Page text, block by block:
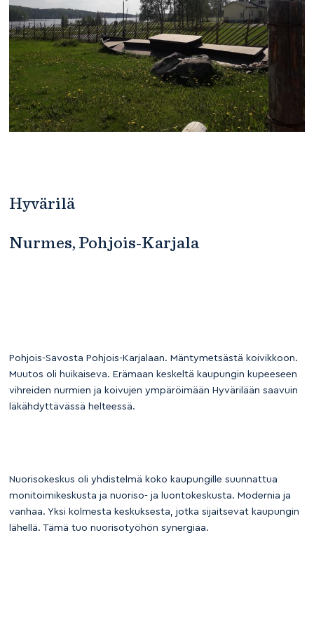
Hyvärilä
Nurmes, Pohjois-Karjala
Pohjois-Savosta Pohjois-Karjalaan. Mäntymetsästä koivikkoon.
Muutos oli huikaiseva. Erämaan keskeltä kaupungin kupeeseen
vihreiden nurmien ja koivujen ympäröimään Hyvärilään saavuin
läkähdyttävässä helteessä.
Nuorisokeskus oli yhdistelmä koko kaupungille suunnattua
monitoimikeskusta ja nuoriso- ja luontokeskusta. Modernia ja
vanhaa. Yksi kolmesta keskuksesta, jotka sijaitsevat kaupungin
lähellä. Tämä tuo nuorisotyöhön synergiaa.